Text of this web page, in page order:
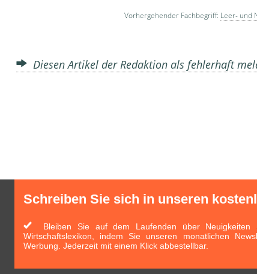
Vorhergehender Fachbegriff: Leer- und
Diesen Artikel der Redaktion als fehlerhaft
Schreiben Sie sich in unseren
Bleiben Sie auf dem Laufenden über Neuigkeiten
Wirtschaftslexikon, indem Sie unseren monatlichen
Werbung. Jederzeit mit einem Klick abbestellbar.